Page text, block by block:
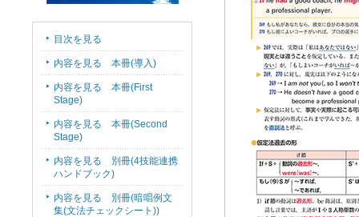
目次を見る
内容を見る 本冊(導入)
内容を見る 本冊(First
Stage)
内容を見る 本冊(Second
Stage)
内容を見る 別冊(4技能連携
ハンドブック)
内容を見る 別冊(暗唱例文
集(文法チェックシート))